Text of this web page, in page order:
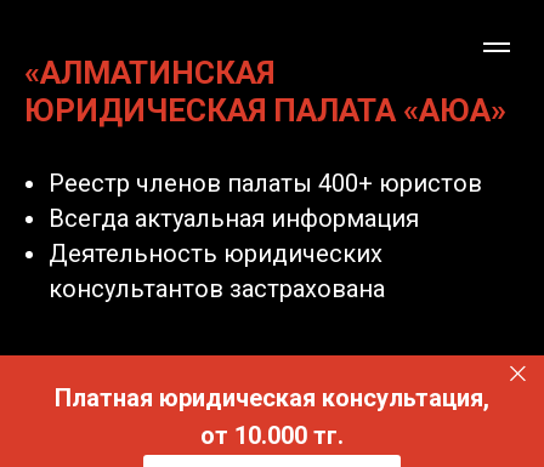
«АЛМАТИНСКАЯ
ЮРИДИЧЕСКАЯ ПАЛАТА «АЮА»
Реестр членов палаты 400+ юристов
Всегда актуальная информация
Деятельность юридических
консультантов застрахована
Платная юридическая консультация,
от 10.000 тг.